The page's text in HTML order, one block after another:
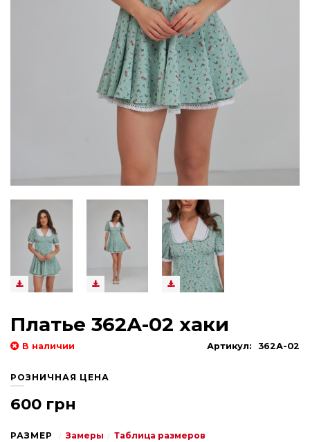
Платье 362А-02 хаки
В наличии Артикул: 362А-02
РОЗНИЧНАЯ ЦЕНА
600 грн
РАЗМЕР Замеры Таблица размеров